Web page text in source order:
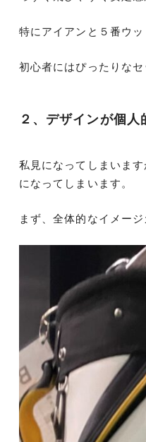
特にアイアンと５番ウッ
初心者にはぴったりなセ
２、デザインが個人
私見になってしまいま
になってしまいます。
まず、全体的なイメー